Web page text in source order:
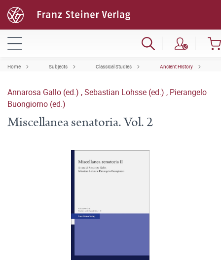
Home Subjects Classical Studies Ancient History
Annarosa Gallo (ed.) ,Sebastian Lohsse (ed.) , Pierangelo
Buongiorno (ed.)
Miscellanea senatoria. Vol. 2